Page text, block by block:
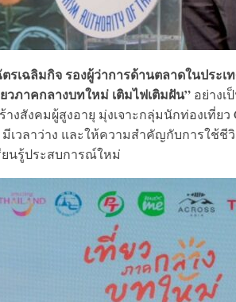
รเฉลิมกิจ รองผู้ว่าการด้านตลาดในประเ
ยวภาคกลางบทใหม่ เติมไฟเติมฝัน” อย่างเ
งสังคมผู้สูงอายุ มุ่งเจาะกลุ่มนักท่องเที่ยว
เวลาว่าง และให้ความสำคัญกับการใช้
ยนรู้ประสบการณ์ใหม่